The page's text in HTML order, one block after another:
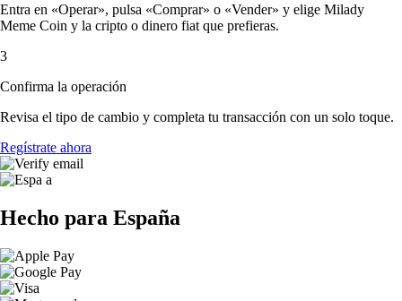
Entra en «Operar», pulsa «Comprar» o «Vender» y elige Milady
Meme Coin y la cripto o dinero fiat que prefieras.
3
Confirma la operación
Revisa el tipo de cambio y completa tu transacción con un solo toque.
Regístrate ahora
Hecho para España